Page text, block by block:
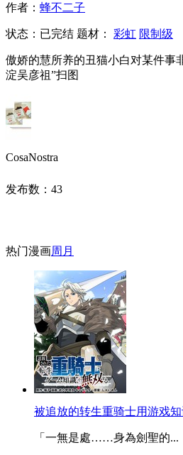
作者： 蜂不二子
状态： 已完结 题材： 彩虹 限制级
傲娇的慧所养的丑猫小白对某件
淀吴彦祖”扫图
CosaNostra
发布数： 43
热门漫画周 月
被追放的转生重骑士用游戏
「一無是處……身為劍聖的...